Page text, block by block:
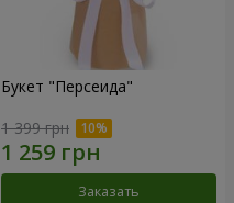
Букет "Персеида"
1 399 грн
Заказать